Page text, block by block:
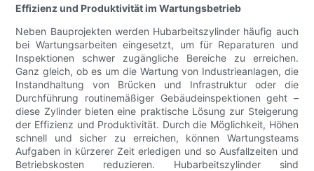
Effizienz und Produktivität im Wartungsbetrieb
Neben Bauprojekten werden Hubarbeitszylinder häufig auch
bei Wartungsarbeiten eingesetzt, um für Reparaturen und
Inspektionen schwer zugängliche Bereiche zu erreichen.
Ganz gleich, ob es um die Wartung von Industrieanlagen, die
Instandhaltung von Brücken und Infrastruktur oder die
Durchführung routinemäßiger Gebäudeinspektionen geht –
diese Zylinder bieten eine praktische Lösung zur Steigerung
der Effizienz und Produktivität. Durch die Möglichkeit, Höhen
schnell und sicher zu erreichen, können Wartungsteams
Aufgaben in kürzerer Zeit erledigen und so Ausfallzeiten und
Betriebskosten reduzieren. Hubarbeitszylinder sind